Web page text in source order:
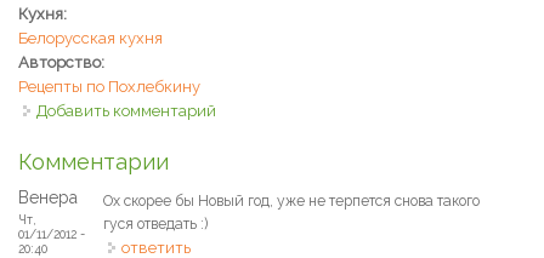
Кухня:
Белорусская кухня
Авторство:
Рецепты по Похлебкину
Добавить комментарий
Комментарии
Венера
Чт,
01/11/2012 -
20:40
Ох скорее бы Новый год, уже не терпется снова такого
гуся отведать :)
ответить